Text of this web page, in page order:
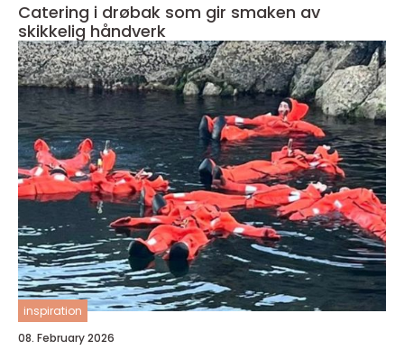
Catering i drøbak som gir smaken av
skikkelig håndverk
inspiration
08. February 2026